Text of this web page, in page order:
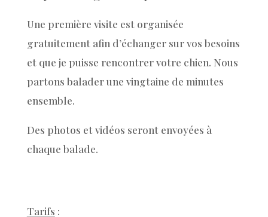
Une première visite est organisée
gratuitement afin d’échanger sur vos besoins
et que je puisse rencontrer votre chien. Nous
partons balader une vingtaine de minutes
ensemble.
Des photos et vidéos seront envoyées à
chaque balade.
Tarifs :